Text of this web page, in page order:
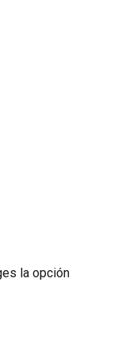
la opción